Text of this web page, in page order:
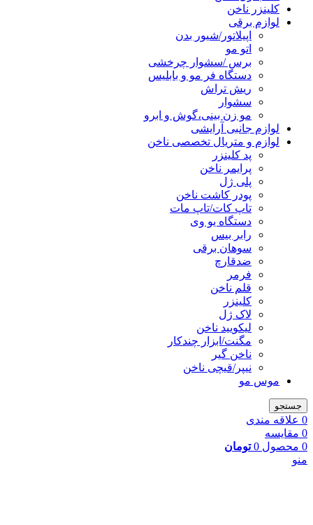
کلینزر ناخن
لوازم برقی
اپیلاتور/شیور بدن
اتو مو
برس /سشوار چرخشی
دستگاه فر مو و بابلیس
ریش تراش
سشوار
مو زن بینی،گوش و ابرو
لوازم جانبی آرایشی
لوازم و متریال تخصصی ناخن
پد کلینزر
پرایمر ناخن
پلی ژل
پودر کاشت ناخن
تاپ کات/تاپ مات
دستگاه یو وی
رابر بیس
سوهان برقی
ضدقارچ
فرمر
قلم ناخن
کلینزر
لاک ژل
لیکوييد ناخن
مگنت/ابزار چندکار
ناخن گیر
نیپر/قیچی ناخن
موس مو
جستجو
0 علاقه مندی
0 مقایسه
0 محصول 0 تومان
منو